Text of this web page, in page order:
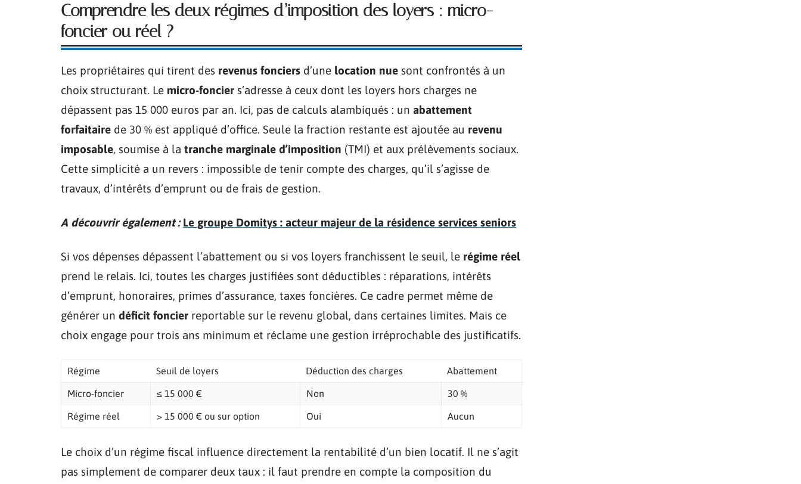
Comprendre les deux régimes d’imposition des loyers : micro-
foncier ou réel ?
Les propriétaires qui tirent des revenus fonciers d’une location nue sont confrontés à un
choix structurant. Le micro-foncier s’adresse à ceux dont les loyers hors charges ne
dépassent pas 15 000 euros par an. Ici, pas de calculs alambiqués : un abattement
forfaitaire de 30 % est appliqué d’office. Seule la fraction restante est ajoutée au revenu
imposable, soumise à la tranche marginale d’imposition (TMI) et aux prélèvements sociaux.
Cette simplicité a un revers : impossible de tenir compte des charges, qu’il s’agisse de
travaux, d’intérêts d’emprunt ou de frais de gestion.
A découvrir également : Le groupe Domitys : acteur majeur de la résidence services seniors
Si vos dépenses dépassent l’abattement ou si vos loyers franchissent le seuil, le régime réel
prend le relais. Ici, toutes les charges justifiées sont déductibles : réparations, intérêts
d’emprunt, honoraires, primes d’assurance, taxes foncières. Ce cadre permet même de
générer un déficit foncier reportable sur le revenu global, dans certaines limites. Mais ce
choix engage pour trois ans minimum et réclame une gestion irréprochable des justificatifs.
Régime Seuil de loyers Déduction des charges Abattement
Micro-foncier ≤ 15 000 € Non 30 %
Régime réel > 15 000 € ou sur option Oui Aucun
Le choix d’un régime fiscal influence directement la rentabilité d’un bien locatif. Il ne s’agit
pas simplement de comparer deux taux : il faut prendre en compte la composition du